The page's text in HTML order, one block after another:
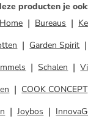
producten je ook
Bureaus
Garden Spirit
Schalen
COOK CONCEPT
Joybos